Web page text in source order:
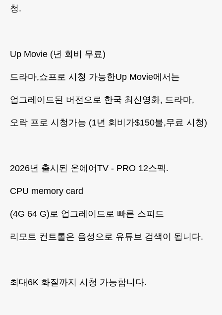
청.
Up Movie (년 회비 무료)
드라마,쇼프로 시청 가능한Up Movie에서는
업그레이드된 버전으로 한국 최신영화, 드라마,
오락 프로 시청가능 (1년 회비가$150불,무료 시청)
2026년 출시된 온에어TV - PRO 12스펙.
CPU memory card
(4G 64 G)로 업그레이드로 빠른 스피드
리모트 컨트롤은 음성으로 유튜브 검색이 됩니다.
최대6K 화질까지 시청 가능합니다.